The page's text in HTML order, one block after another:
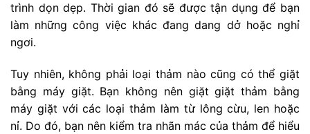
trình dọn dẹp. Thời gian đó sẽ được tận dụng để bạn
làm những công việc khác đang dang dở hoặc nghỉ
ngơi.
Tuy nhiên, không phải loại thảm nào cũng có thể giặt
bằng máy giặt. Bạn không nên giặt giặt thảm bằng
máy giặt với các loại thảm làm từ lông cừu, len hoặc
nỉ. Do đó, bạn nên kiểm tra nhãn mác của thảm để hiểu